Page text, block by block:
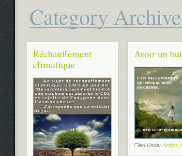
Category
Réchauffement
climatique
Avoir un but
Filed Under Action